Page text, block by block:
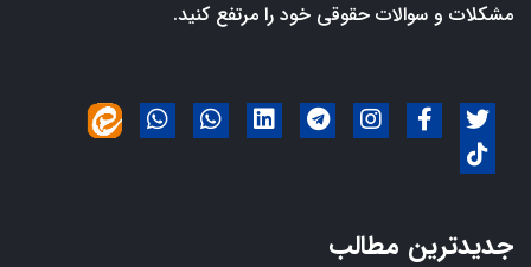
مشکلات و سوالات حقوقی خود را مرتفع کنید.
جدیدترین مطالب